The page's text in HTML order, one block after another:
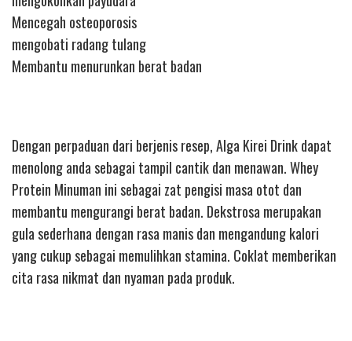
Mencegah osteoporosis
mengobati radang tulang
Membantu menurunkan berat badan
Dengan perpaduan dari berjenis resep, Alga Kirei Drink dapat
menolong anda sebagai tampil cantik dan menawan. Whey
Protein Minuman ini sebagai zat pengisi masa otot dan
membantu mengurangi berat badan. Dekstrosa merupakan
gula sederhana dengan rasa manis dan mengandung kalori
yang cukup sebagai memulihkan stamina. Coklat memberikan
cita rasa nikmat dan nyaman pada produk.